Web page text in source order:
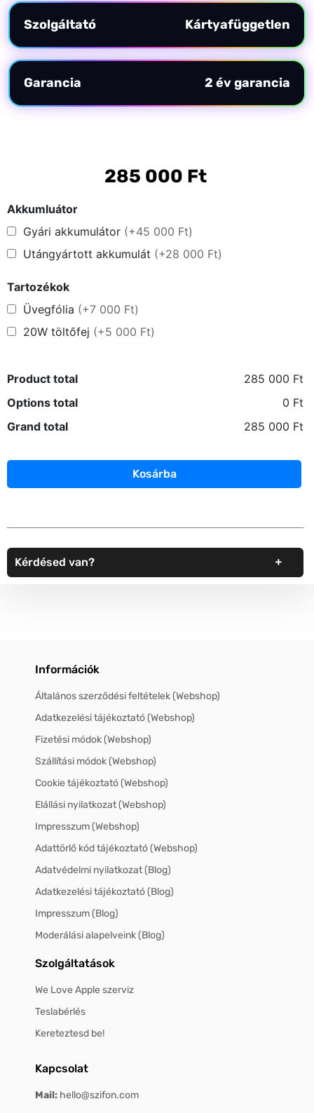
Szolgáltató Kártyafüggetlen
Garancia 2 év garancia
285 000 Ft
Akkumluátor
Gyári akkumulátor (+45 000 Ft)
Utángyártott akkumulát (+28 000 Ft)
Tartozékok
Üvegfólia (+7 000 Ft)
20W töltőfej (+5 000 Ft)
Product total
285 000 Ft
Options total
0 Ft
Grand total
285 000 Ft
Kosárba
Kérdésed van?
Információk
Általános szerződési feltételek (Webshop)
Adatkezelési tájékoztató (Webshop)
Fizetési módok (Webshop)
Szállítási módok (Webshop)
Cookie tájékoztató (Webshop)
Elállási nyilatkozat (Webshop)
Impresszum (Webshop)
Adattörlő kód tájékoztató (Webshop)
Adatvédelmi nyilatkozat (Blog)
Adatkezelési tájékoztató (Blog)
Impresszum (Blog)
Moderálási alapelveink (Blog)
Szolgáltatások
We Love Apple szerviz
Teslabérlés
Kereteztesd be!
Kapcsolat
Mail: hello@szifon.com
Használt Apple
Apple szerviz